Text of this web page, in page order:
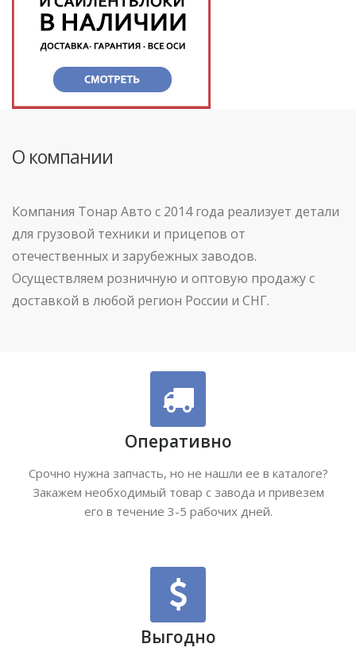
О компании
Компания Тонар Авто с 2014 года реализует детали
для грузовой техники и прицепов от
отечественных и зарубежных заводов.
Осуществляем розничную и оптовую продажу с
доставкой в любой регион России и СНГ.
Оперативно
Срочно нужна запчасть, но не нашли ее в каталоге?
Закажем необходимый товар с завода и привезем
его в течение 3-5 рабочих дней.
Выгодно